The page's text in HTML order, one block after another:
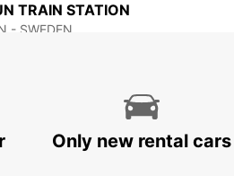
TRAIN STATION
- SWEDEN
Only new rental cars